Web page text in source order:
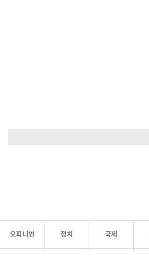
오피니언 정치 국제